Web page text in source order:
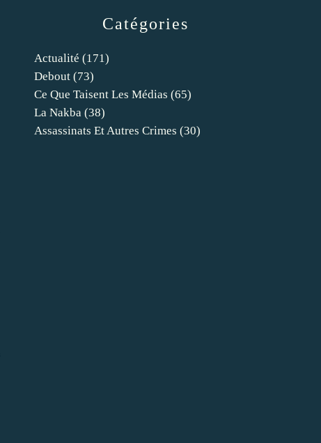
Catégories
Actualité (171)
Debout (73)
Ce Que Taisent Les Médias (65)
La Nakba (38)
Assassinats Et Autres Crimes (30)